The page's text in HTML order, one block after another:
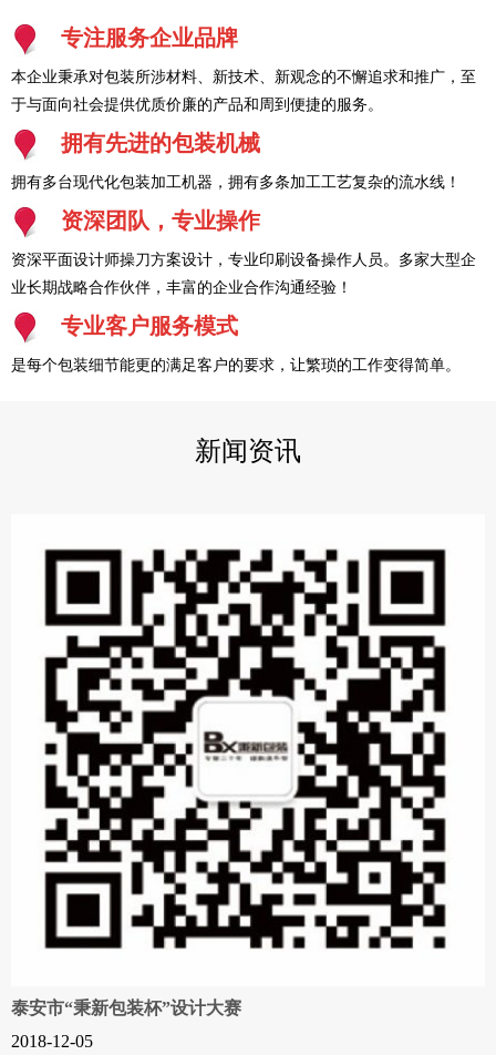
专注服务企业品牌
本企业秉承对包装所涉材料、新技术、新观念的不懈追求和推广，至
于与面向社会提供优质价廉的产品和周到便捷的服务。
拥有先进的包装机械
拥有多台现代化包装加工机器，拥有多条加工工艺复杂的流水线！
资深团队，专业操作
资深平面设计师操刀方案设计，专业印刷设备操作人员。多家大型企
业长期战略合作伙伴，丰富的企业合作沟通经验！
专业客户服务模式
是每个包装细节能更的满足客户的要求，让繁琐的工作变得简单。
新闻资讯
泰安市“秉新包装杯”设计大赛
2018-12-05